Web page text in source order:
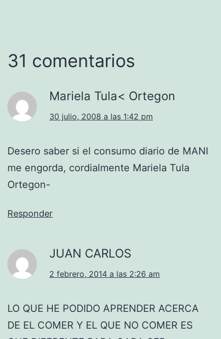
31 comentarios
Mariela Tula< Ortegon
30 julio, 2008 a las 1:42 pm
Desero saber si el consumo diario de MANI
me engorda, cordialmente Mariela Tula
Ortegon-
Responder
JUAN CARLOS
2 febrero, 2014 a las 2:26 am
LO QUE HE PODIDO APRENDER ACERCA
DE EL COMER Y EL QUE NO COMER ES